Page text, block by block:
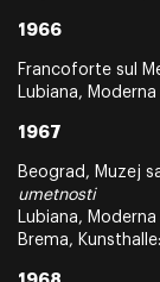
1966
Francoforte sul
Lubiana,
1967
Beograd, Muzej
umetnosti
Lubiana,
Brema,